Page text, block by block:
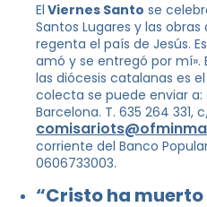
El Viernes Santo se
Santos Lugares y las
regenta el país de Jesús.
amó y se entregó por mí».
las diócesis catalanas es el
colecta se puede enviar a:
Barcelona. T. 635 264 331,
corriente del Banco
0606733003.
“Cristo ha